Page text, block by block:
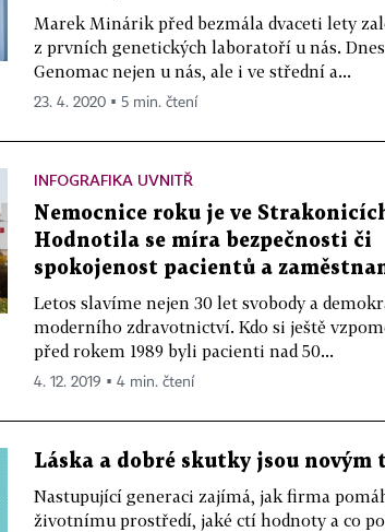
Marek Minárik před bezmála dvaceti lety
z prvních genetických laboratoří u nás.
Genomac nejen u nás, ale i ve střední a...
23. 4. 2020 ▪ 5 min. čtení
INFOGRAFIKA UVNITŘ
Nemocnice roku je ve
Hodnotila se míra bezpečnosti či
spokojenost pacientů a
Letos slavíme nejen 30 let svobody a
moderního zdravotnictví. Kdo si ještě
před rokem 1989 byli pacienti nad 50...
4. 12. 2019 ▪ 4 min. čtení
Láska a dobré skutky jsou novým
Nastupující generaci zajímá, jak firma
životnímu prostředí, jaké ctí hodnoty a co